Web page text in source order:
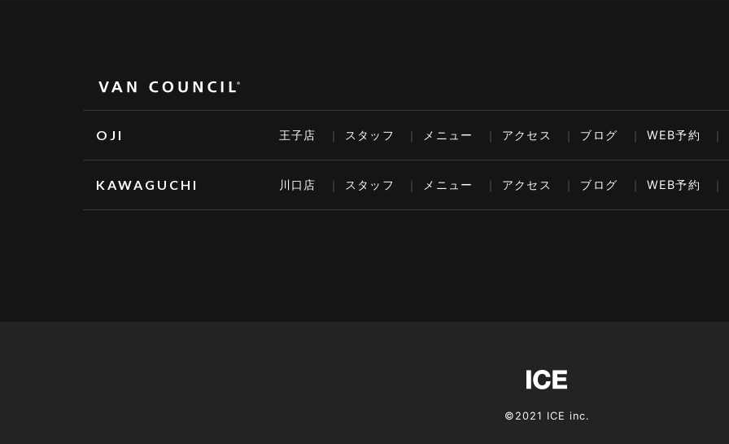
OJI 王子店 スタッフ メニュー アクセス ブログ WEB予約
KAWAGUCHI 川口店 スタッフ メニュー アクセス ブログ WEB予約
©2021 ICE inc.